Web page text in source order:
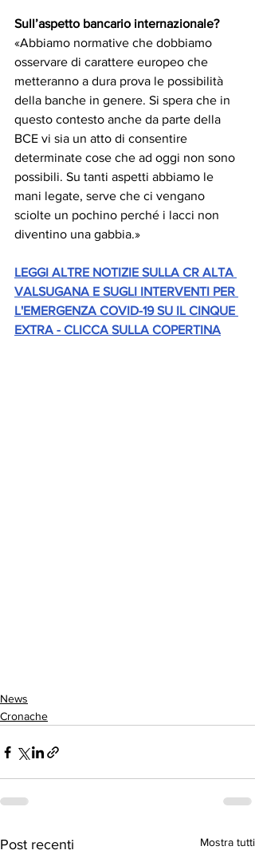
Sull’aspetto bancario internazionale?
«Abbiamo normative che dobbiamo
osservare di carattere europeo che
metteranno a dura prova le possibilità
della banche in genere. Si spera che in
questo contesto anche da parte della
BCE vi sia un atto di consentire
determinate cose che ad oggi non sono
possibili. Su tanti aspetti abbiamo le
mani legate, serve che ci vengano
sciolte un pochino perché i lacci non
diventino una gabbia.»
LEGGI ALTRE NOTIZIE SULLA CR ALTA
VALSUGANA E SUGLI INTERVENTI PER
L'EMERGENZA COVID-19 SU IL CINQUE
EXTRA - CLICCA SULLA COPERTINA
News
Cronache
Post recenti Mostra tutti